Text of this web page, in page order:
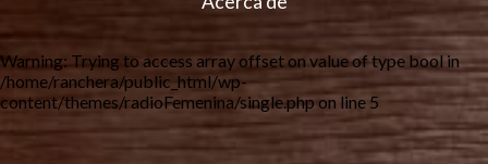
Warning: Trying to access array offset on value of type bool in
/home/ranchera/public_html/wp-
content/themes/radioFemenina/single.phpon line 5